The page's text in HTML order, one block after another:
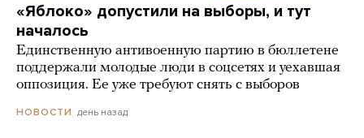
«Яблоко» допустили на выборы, и тут
началось
Единственную антивоенную партию в бюллетене
поддержали молодые люди в соцсетях и уехавшая
оппозиция. Ее уже требуют снять с выборов
НОВОСТИ день назад